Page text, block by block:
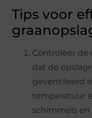
Tips voor
Controleer de
dat de
geventileerd
temperatuur
schimmels